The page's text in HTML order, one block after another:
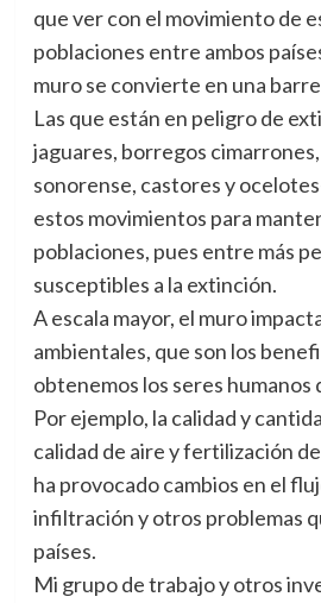
que ver con el movimiento de
poblaciones entre ambos
muro se convierte en una
Las que están en peligro de
jaguares, borregos
sonorense, castores y
estos movimientos para
poblaciones, pues entre más
susceptibles a la extinción.
A escala mayor, el muro
ambientales, que son los
obtenemos los seres humanos
Por ejemplo, la calidad y
calidad de aire y fertilización
ha provocado cambios en el
infiltración y otros problemas
países.
Mi grupo de trabajo y otros